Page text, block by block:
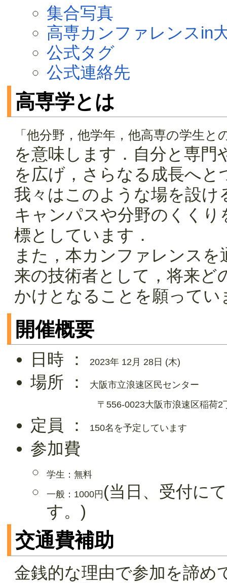
集合写真
高専カンファレンスin
公式タグ
公式連絡先
高専学とは
「他分野，他学年，他高専の学生
を意味します．自分と専門
を広げ，さらなる成長へ
我々はこのような場を設け
キャンパスや分野のくく
標としています．
また，本カンファレンス
来の技術者として，将来
かけとなることを願ってい
開催概要
日時 ： 2023年 12月 28日 (木)
場所 ：
大阪市立浪速区民センター
〒556-0023大阪市浪速区稲荷2
定員 ： 150名を予定しています
参加費
学生：無料
一般：1000円 (当日、受付に
す。)
交通費補助
金銭的な理由で参加を諦め